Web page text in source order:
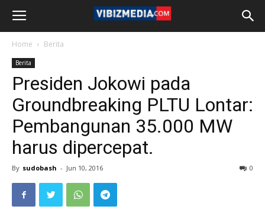
Home Berita
Berita
Presiden Jokowi pada
Groundbreaking PLTU Lontar:
Pembangunan 35.000 MW
harus dipercepat.
By sudobash - Jun 10, 2016 0